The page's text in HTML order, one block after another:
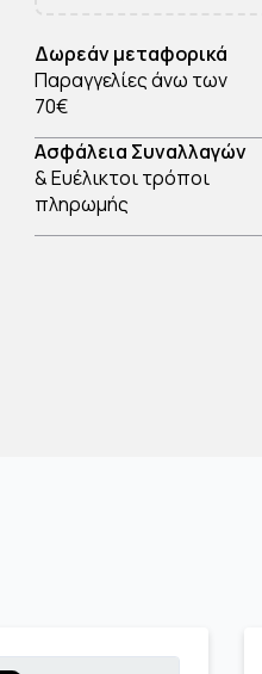
Δωρεάν μεταφορικά
Παραγγελίες άνω των
70€
Ασφάλεια Συναλλαγών
& Ευέλικτοι τρόποι
πληρωμής